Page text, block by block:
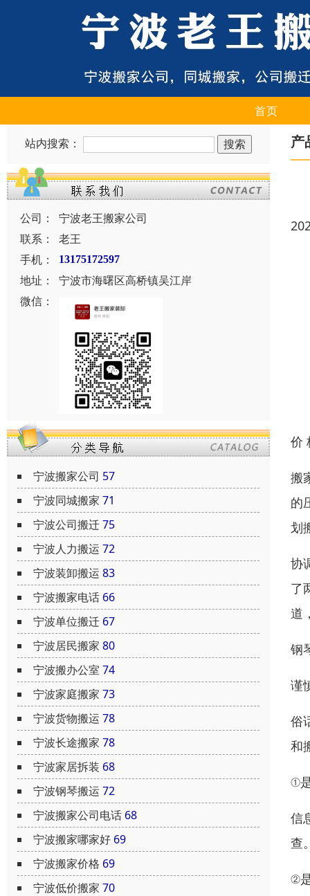
首页
站内搜索：
公司：
宁波老王搬家公司
联系：
老王
手机：
13175172597
地址：
宁波市海曙区高桥镇吴江岸
微信：
宁波搬家公司 57
宁波同城搬家 71
宁波公司搬迁75
宁波人力搬运 72
宁波装卸搬运 83
宁波搬家电话 66
宁波单位搬迁 67
宁波居民搬家 80
宁波搬办公室 74
宁波家庭搬家 73
宁波货物搬运 78
宁波长途搬家 78
宁波家居拆装 68
宁波钢琴搬运 72
宁波搬家公司电话 68
宁波搬家哪家好 69
宁波搬家价格 69
宁波低价搬家 70
产
价
搬
的
划
协
了
道
钢
谨
俗
和
①
信
查
②